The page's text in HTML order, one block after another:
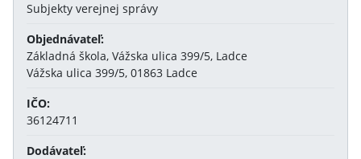
Subjekty verejnej správy
Objednávateľ:
Základná škola, Vážska ulica 399/5, Ladce
Vážska ulica 399/5, 01863 Ladce
IČO:
36124711
Dodávateľ: